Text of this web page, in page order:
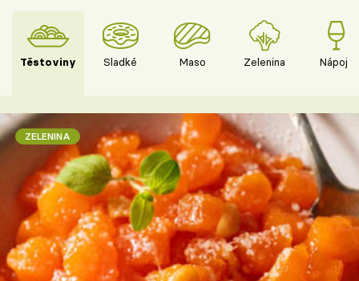
Těstoviny Sladké Maso Zelenina Nápoje
ZELENINA